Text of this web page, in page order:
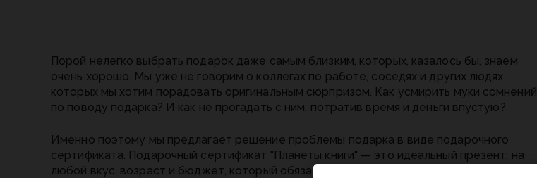
Порой нелегко выбрать подарок даже самым близким, которых, казалось бы, знаем
очень хорошо. Мы уже не говорим о коллегах по работе, соседях и других людях,
которых мы хотим порадовать оригинальным сюрпризом. Как усмирить муки сомнений
по поводу подарка? И как не прогадать с ним, потратив время и деньги впустую?
Именно поэтому мы предлагает решение проблемы подарка в виде подарочного
сертификата. Подарочный сертификат "Планеты книги" — это идеальный презент: на
любой вкус, возраст и бюджет, который обязательно порадует ваших любимых,